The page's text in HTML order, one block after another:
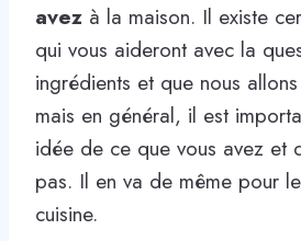
avez à la maison. Il existe
qui vous aideront avec la
ingrédients et que nous
mais en général, il est
idée de ce que vous avez et
pas. Il en va de même pour
cuisine.